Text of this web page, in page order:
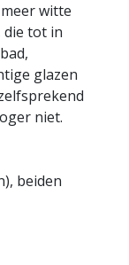
witte
die tot in
glazen
niet.
beiden